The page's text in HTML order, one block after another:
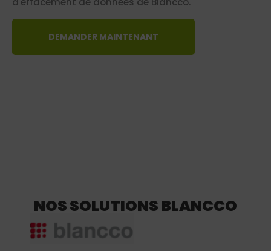
DEMANDER MAINTENANT
NOS SOLUTIONS BLANCCO